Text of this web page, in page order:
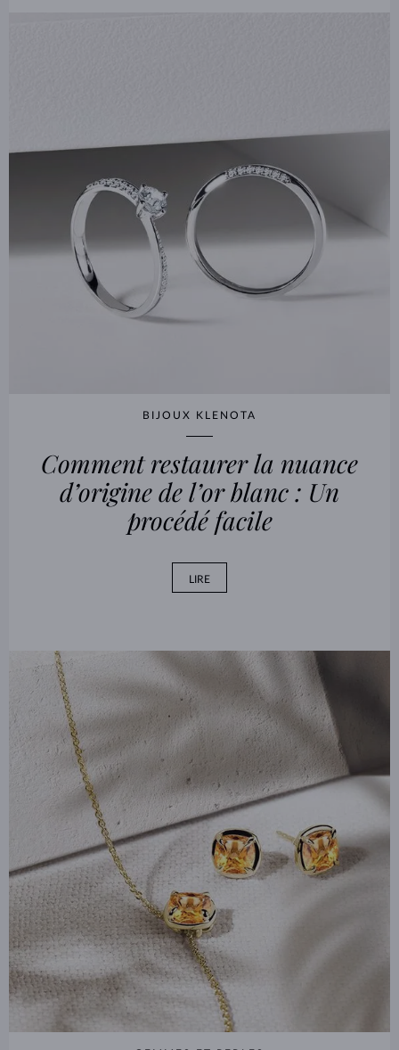
BIJOUX KLENOTA
Comment restaurer la nuance
d’origine de l’or blanc : Un
procédé facile
LIRE